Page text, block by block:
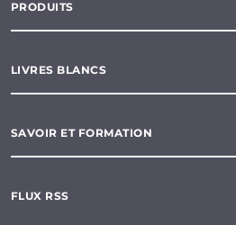
PRODUITS
LIVRES BLANCS
SAVOIR ET FORMATION
FLUX RSS